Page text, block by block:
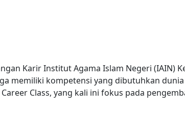
Karir Institut Agama Islam Negeri (IAIN)
memiliki kompetensi yang dibutuhkan
Class, yang kali ini fokus pada